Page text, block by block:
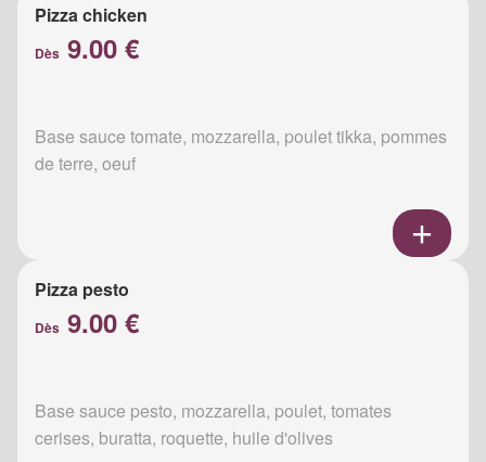
Pizza chicken
Dès 9.00 €
Base sauce tomate, mozzarella, poulet tikka, pommes
de terre, oeuf
Pizza pesto
Dès 9.00 €
Base sauce pesto, mozzarella, poulet, tomates
cerises, buratta, roquette, huile d'olives